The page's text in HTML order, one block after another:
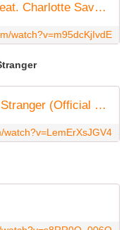
Call Me By Your Name - Batz feat. Charlotte Savary (Official Video)
watch?v=m95dcKjIvdE
Depeche Mode - My Favourite Stranger (Official Video)
watch?v=LemErXsJGV4